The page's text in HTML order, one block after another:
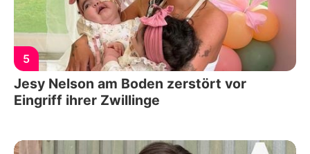
5
Jesy Nelson am Boden zerstört vor
Eingriff ihrer Zwillinge